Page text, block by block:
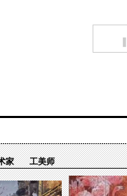
家 工美师